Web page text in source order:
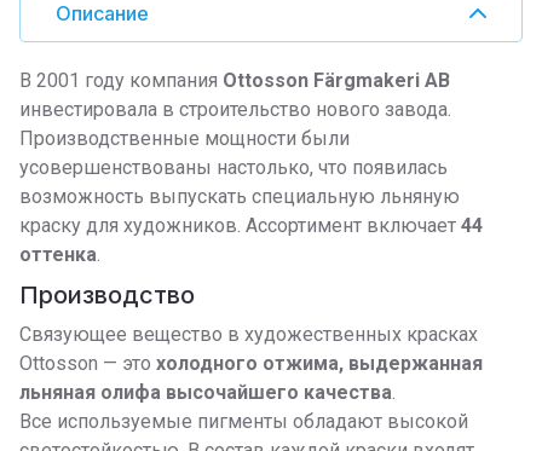
Описание
В 2001 году компания Ottosson Färgmakeri AB
инвестировала в строительство нового завода.
Производственные мощности были
усовершенствованы настолько, что появилась
возможность выпускать специальную льняную
краску для художников. Ассортимент включает 44
оттенка.
Производство
Связующее вещество в художественных красках
Ottosson — это холодного отжима, выдержанная
льняная олифа высочайшего качества.
Все используемые пигменты обладают высокой